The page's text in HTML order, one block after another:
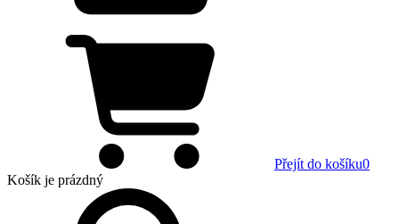
Přejít do košíku0
Košík je prázdný